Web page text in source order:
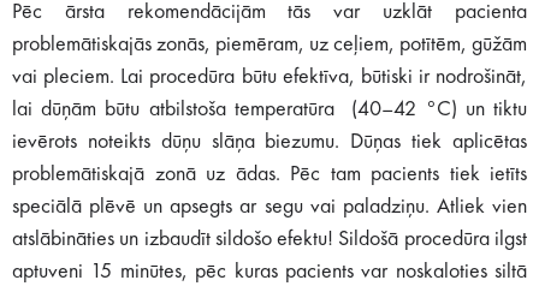
Pēc ārsta rekomendācijām tās var uzklāt pacienta
problemātiskajās zonās, piemēram, uz ceļiem, potītēm, gūžām
vai pleciem. Lai procedūra būtu efektīva, būtiski ir nodrošināt,
lai dūņām būtu atbilstoša temperatūra (40–42 °C) un tiktu
ievērots noteikts dūņu slāņa biezumu. Dūņas tiek aplicētas
problemātiskajā zonā uz ādas. Pēc tam pacients tiek ietīts
speciālā plēvē un apsegts ar segu vai paladziņu. Atliek vien
atslābināties un izbaudīt sildošo efektu! Sildošā procedūra ilgst
aptuveni 15 minūtes, pēc kuras pacients var noskaloties siltā